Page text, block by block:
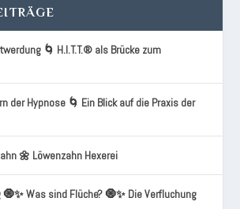
🌀 H.I.T.T.® als Brücke zum
der Hypnose 🌀 Ein Blick auf die Praxis der
🌼 Löwenzahn Hexerei
Was sind Flüche? 🧿✨ Die Verfluchung